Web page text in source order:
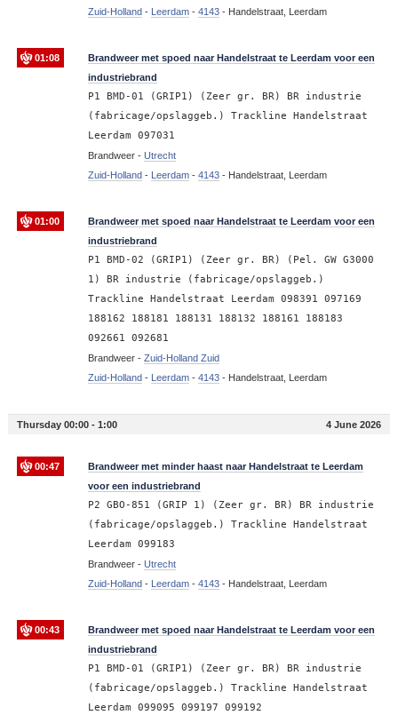
Zuid-Holland - Leerdam- 4143- Handelstraat, Leerdam
01:08
Brandweer met spoed naar Handelstraat te Leerdam voor een
industriebrand
P1 BMD-01 (GRIP1) (Zeer gr. BR) BR industrie
(fabricage/opslaggeb.) Trackline Handelstraat
Leerdam 097031
Brandweer - Utrecht
Zuid-Holland - Leerdam- 4143- Handelstraat, Leerdam
01:00
Brandweer met spoed naar Handelstraat te Leerdam voor een
industriebrand
P1 BMD-02 (GRIP1) (Zeer gr. BR) (Pel. GW G3000
1) BR industrie (fabricage/opslaggeb.)
Trackline Handelstraat Leerdam 098391 097169
188162 188181 188131 188132 188161 188183
092661 092681
Brandweer - Zuid-Holland Zuid
Zuid-Holland - Leerdam- 4143- Handelstraat, Leerdam
Thursday 00:00 - 1:00 4 June 2026
00:47
Brandweer met minder haast naar Handelstraat te Leerdam
voor een industriebrand
P2 GBO-851 (GRIP 1) (Zeer gr. BR) BR industrie
(fabricage/opslaggeb.) Trackline Handelstraat
Leerdam 099183
Brandweer - Utrecht
Zuid-Holland - Leerdam- 4143- Handelstraat, Leerdam
00:43
Brandweer met spoed naar Handelstraat te Leerdam voor een
industriebrand
P1 BMD-01 (GRIP1) (Zeer gr. BR) BR industrie
(fabricage/opslaggeb.) Trackline Handelstraat
Leerdam 099095 099197 099192